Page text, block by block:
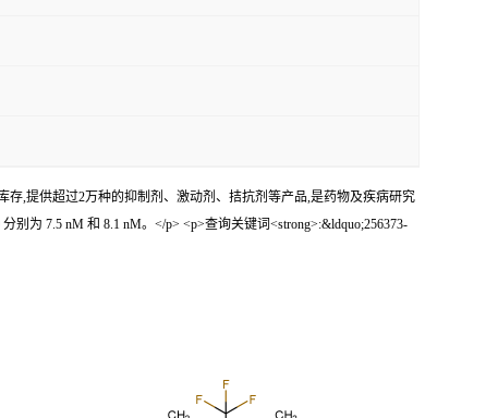
存,提供超过2万种的抑制剂、激动剂、拮抗剂等产品,是药物及疾病研究
为 7.5 nM 和 8.1 nM。</p> <p>查询关键词<strong>:&ldquo;256373-